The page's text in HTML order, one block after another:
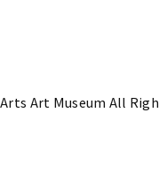
Art Museum All